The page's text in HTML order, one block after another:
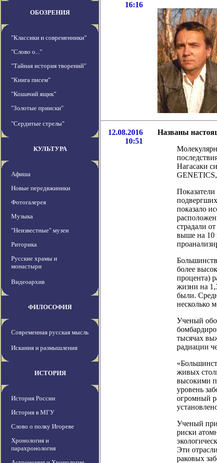
ОБОЗРЕНИЯ
"Классики и современники"
"Слово о..."
"Тайная история творений"
"Книга писем"
"Кошачий ящик"
"Золотые прииски"
"Сердитые стрелы"
КУЛЬТУРА
Афиша
Новые передвжиники
Фотогалерея
Музыка
"Неизвестные" музеи
Риторика
Русские храмы и
монастыри
Видеоархив
ФИЛОСОФИЯ
Современная русская мысль
Искания и размышления
ИСТОРИЯ
История России
История в МГУ
Слово о полку Игореве
Хронология и
парахронология
16:16
12.08.2016
10:51
Названы
Нагасаки
показало
страдали
выше на 10
более
процента)
жизни на
были.
несколько
Ученый
тысячах
радиации
живых
высокими
уровень
огромный
Ученый
риски
Эти
раковых